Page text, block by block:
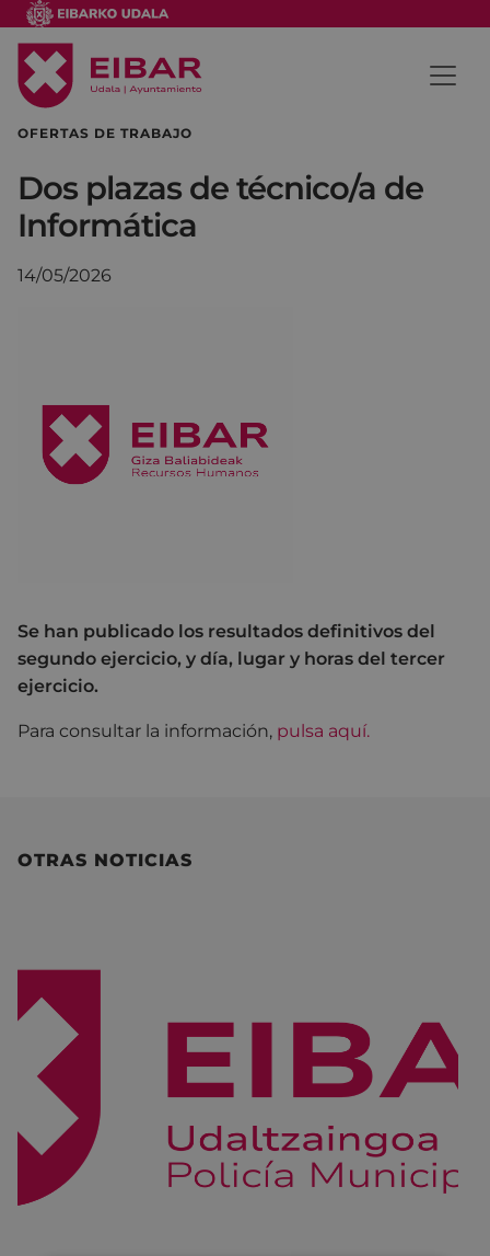
OFERTAS DE TRABAJO
Dos plazas de técnico/a de
Informática
14/05/2026
Se han publicado los resultados definitivos del
segundo ejercicio, y día, lugar y horas del tercer
ejercicio.
Para consultar la información, pulsa aquí.
OTRAS NOTICIAS